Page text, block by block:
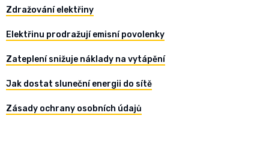
Zdražování elektřiny
Elektřinu prodražují emisní povolenky
Zateplení snižuje náklady na vytápění
Jak dostat sluneční energii do sítě
Zásady ochrany osobních údajů